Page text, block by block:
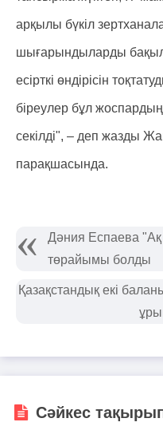
арқылы бүкіл
шығарындыларды
есірткі өндірісін
біреулер бұл
секілді", – деп жазды
парақшасында.
Дәния Еспаева
төрайымы болды
Қазақстандық екі
Сәйкес